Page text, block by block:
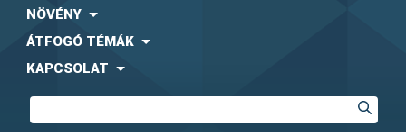
NÖVÉNY
ÁTFOGÓ TÉMÁK
KAPCSOLAT